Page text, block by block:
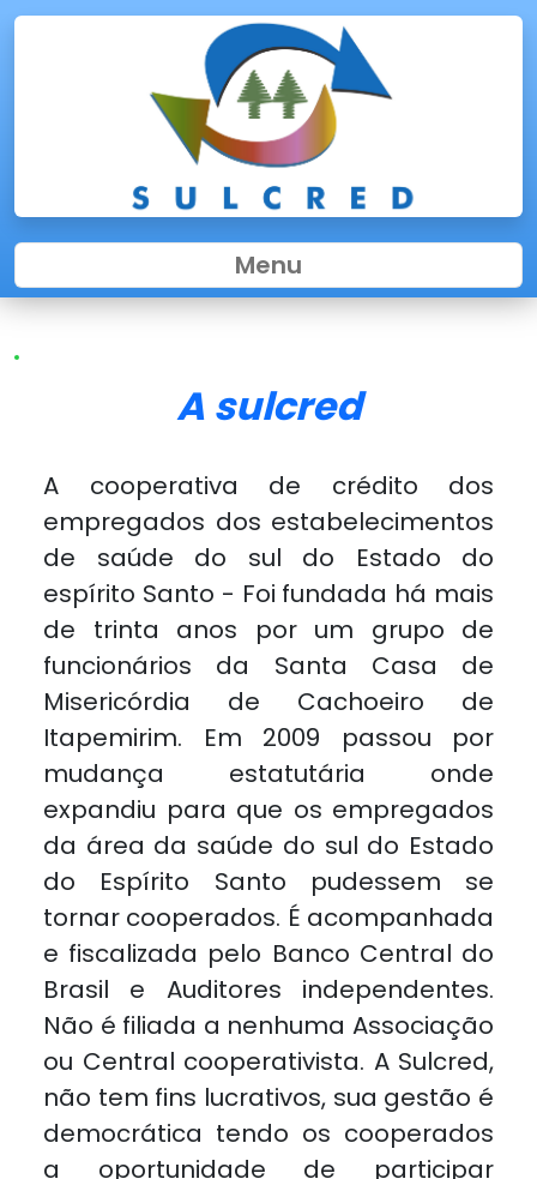
Menu
A sulcred
A cooperativa de crédito dos
empregados dos estabelecimentos
de saúde do sul do Estado do
espírito Santo - Foi fundada há mais
de trinta anos por um grupo de
funcionários da Santa Casa de
Misericórdia de Cachoeiro de
Itapemirim. Em 2009 passou por
mudança estatutária onde
expandiu para que os empregados
da área da saúde do sul do Estado
do Espírito Santo pudessem se
tornar cooperados. É acompanhada
e fiscalizada pelo Banco Central do
Brasil e Auditores independentes.
Não é filiada a nenhuma Associação
ou Central cooperativista. A Sulcred,
não tem fins lucrativos, sua gestão é
democrática tendo os cooperados
a oportunidade de participar